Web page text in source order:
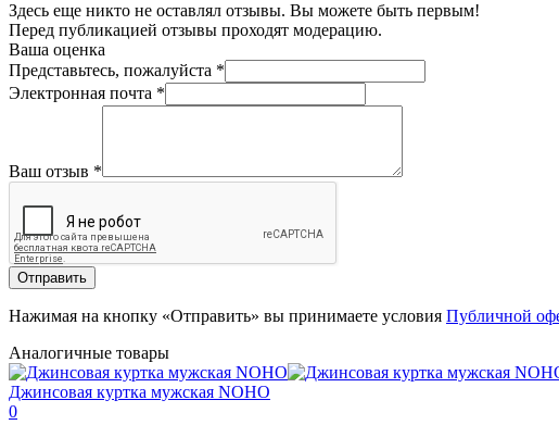
Здесь еще никто не оставлял отзывы. Вы можете быть первым!
Перед публикацией отзывы проходят модерацию.
Ваша оценка
Представьтесь, пожалуйста *
Электронная почта *
Ваш отзыв *
Отправить
Нажимая на кнопку «Отправить» вы принимаете условия Публичной
Аналогичные товары
Джинсовая куртка мужская NOHO
0